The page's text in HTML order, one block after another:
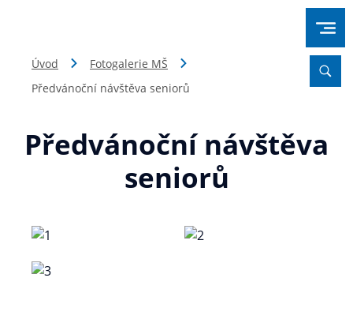
Úvod
Fotogalerie MŠ
Předvánoční návštěva seniorů
Předvánoční návštěva
seniorů